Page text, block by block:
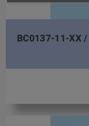
BC0137-11-XX